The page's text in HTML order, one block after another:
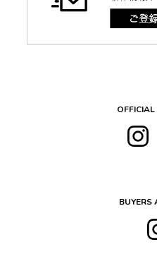
BUYERS